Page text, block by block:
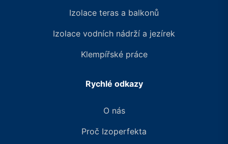
Izolace teras a balkonů
Izolace vodních nádrží a jezírek
Klempířské práce
Rychlé odkazy
O nás
Proč Izoperfekta